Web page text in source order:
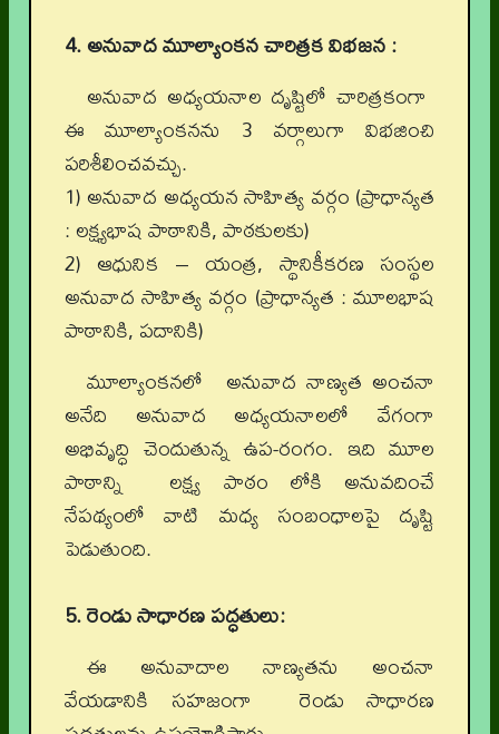
4. అనువాద మూల్యాంకన చారిత్రక విభజన :
అనువాద అధ్యయనాల దృష్టిలో చారిత్రకంగా
ఈ మూల్యాంకనను 3 వర్గాలుగా విభజించి
పరిశీలించవచ్చు.
1)అనువాద అధ్యయన సాహిత్య వర్గం (ప్రాధాన్యత
: లక్ష్యభాష పాఠానికి, పాఠకులకు)
2) ఆధునిక – యంత్ర, స్థానికీకరణ సంస్థల
అనువాద సాహిత్య వర్గం (ప్రాధాన్యత : మూలభాష
పాఠానికి, పదానికి)
మూల్యాంకనలో అనువాద నాణ్యత అంచనా
అనేది అనువాద అధ్యయనాలలో వేగంగా
అభివృద్ధి చెందుతున్న ఉప-రంగం. ఇది మూల
పాఠాన్ని లక్ష్య పాఠం లోకి అనువదించే
నేపథ్యంలో వాటి మధ్య సంబంధాలపై దృష్టి
పెడుతుంది.
5. రెండు సాధారణ పద్ధతులు:
ఈ అనువాదాల నాణ్యతను అంచనా
వేయడానికి సహజంగా రెండు సాధారణ